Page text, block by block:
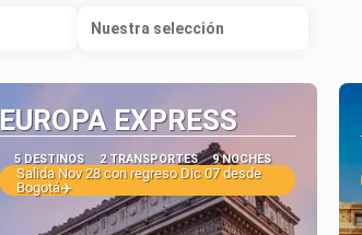
Nuestra selección
EUROPA EXPRESS
5 DESTINOS 2 TRANSPORTES 9 NOCHES
Salida Nov 28 con regreso Dic 07 desde
Bogotá✈️